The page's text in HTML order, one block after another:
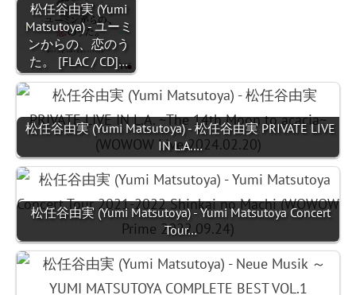
松任谷由実 (Yumi
Matsutoya) - ユーミ
ンからの、恋のう
た。 [FLAC / CD]…
松任谷由実 (Yumi Matsutoya) - 松任谷由実 PRIVATE LIVE
IN L.A.…
松任谷由実 (Yumi Matsutoya) - Yumi Matsutoya Concert
Tour…